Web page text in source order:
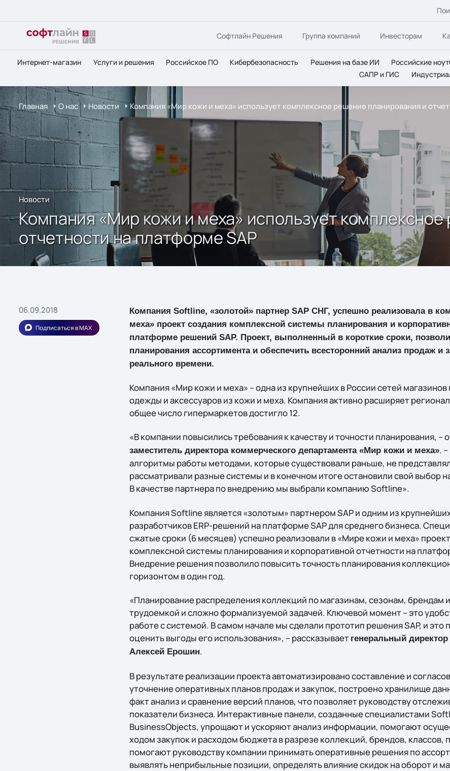
Софтлайн Решения Группа компаний Инвесторам
Интернет-магазин Услуги и решения Российское ПО Кибербезопасность Решения на базе ИИ Российские
САПР и ГИС
Главная О нас Новости Компания «Мир кожи и меха» использует комплексное решение планирования и
Новости
Компания «Мир кожи и меха» использует
отчетности на платформе SAP
06.09.2018
Подписаться в MAX
Компания Softline, «золотой» партнер SAP СНГ, успешно реализовала в
меха» проект создания комплексной системы планирования и
платформе решений SAP. Проект, выполненный в короткие сроки,
планирования ассортимента и обеспечить всесторонний анализ продаж и
реального времени.
Компания «Мир кожи и меха» – одна из крупнейших в России сетей
одежды и аксессуаров из кожи и меха. Компания активно расширяет
общее число гипермаркетов достигло 12.
«В компании повысились требования к качеству и точности планирования, –
заместитель директора коммерческого департамента «Мир кожи и меха».
алгоритмы работы методами, которые существовали раньше, не
рассматривали разные системы и в конечном итоге остановили свой выбор
В качестве партнера по внедрению мы выбрали компанию Softline».
Компания Softline является «золотым» партнером SAP и одним из
разработчиков ERP-решений на платформе SAP для среднего бизнеса.
сжатые сроки (6 месяцев) успешно реализовали в «Мире кожи и меха»
комплексной системы планирования и корпоративной отчетности на
Внедрение решения позволило повысить точность планирования
горизонтом в один год.
«Планирование распределения коллекций по магазинам, сезонам, брендам
трудоемкой и сложно формализуемой задачей. Ключевой момент – это
работе с системой. В самом начале мы сделали прототип решения SAP, и это
оценить выгоды его использования», – рассказывает генеральный
Алексей Ерошин.
В результате реализации проекта автоматизировано составление и
уточнение оперативных планов продаж и закупок, построено хранилище
факт анализ и сравнение версий планов, что позволяет руководству
показатели бизнеса. Интерактивные панели, созданные специалистами
BusinessObjects, упрощают и ускоряют анализ информации, помогают
ходом закупок и расходом бюджета в разрезе коллекций, брендов, классов,
помогают руководству компании принимать оперативные решения по
выявлять неприбыльные позиции, определять влияние скидок на оборот и